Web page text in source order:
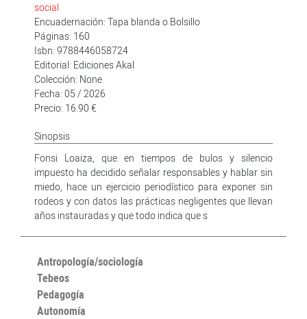
social
Encuadernación: Tapa blanda o Bolsillo
Páginas: 160
Isbn: 9788446058724
Editorial: Ediciones Akal
Colección: None
Fecha: 05 / 2026
Precio: 16.90 €
Sinopsis
Fonsi Loaiza, que en tiempos de bulos y silencio
impuesto ha decidido señalar responsables y hablar sin
miedo, hace un ejercicio periodístico para exponer sin
rodeos y con datos las prácticas negligentes que llevan
años instauradas y que todo indica que s
Antropología/sociología
Tebeos
Pedagogía
Autonomía